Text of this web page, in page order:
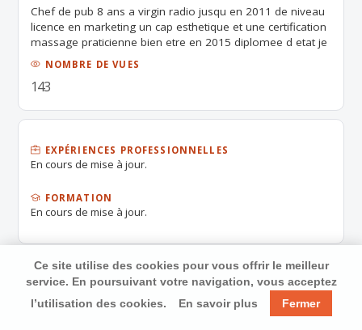
Chef de pub 8 ans a virgin radio jusqu en 2011 de niveau
licence en marketing un cap esthetique et une certification
massage praticienne bien etre en 2015 diplomee d etat je
recherche un travail dans le commercial l eshteitique ou le
social
NOMBRE DE VUES
143
EXPÉRIENCES PROFESSIONNELLES
En cours de mise à jour.
FORMATION
En cours de mise à jour.
Ce site utilise des cookies pour vous offrir le meilleur
service. En poursuivant votre navigation, vous acceptez
l’utilisation des cookies.
En savoir plus Fermer